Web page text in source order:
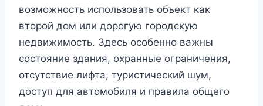
возможность использовать объект как
второй дом или дорогую городскую
недвижимость. Здесь особенно важны
состояние здания, охранные ограничения,
отсутствие лифта, туристический шум,
доступ для автомобиля и правила общего